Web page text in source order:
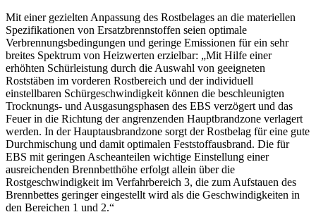
Mit einer gezielten Anpassung des Rostbelages an die materiellen
Spezifikationen von Ersatzbrennstoffen seien optimale
Verbrennungsbedingungen und geringe Emissionen für ein sehr
breites Spektrum von Heizwerten erzielbar: „Mit Hilfe einer
erhöhten Schürleistung durch die Auswahl von geeigneten
Roststäben im vorderen Rostbereich und der individuell
einstellbaren Schürgeschwindigkeit können die beschleunigten
Trocknungs- und Ausgasungsphasen des EBS verzögert und das
Feuer in die Richtung der angrenzenden Hauptbrandzone verlagert
werden. In der Hauptausbrandzone sorgt der Rostbelag für eine gute
Durchmischung und damit optimalen Feststoffausbrand. Die für
EBS mit geringen Ascheanteilen wichtige Einstellung einer
ausreichenden Brennbetthöhe erfolgt allein über die
Rostgeschwindigkeit im Verfahrbereich 3, die zum Aufstauen des
Brennbettes geringer eingestellt wird als die Geschwindigkeiten in
den Bereichen 1 und 2.“